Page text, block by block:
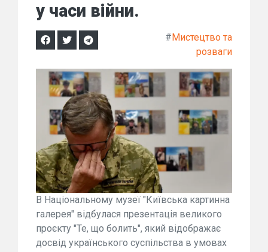
у часи війни.
#Мистецтво та
розваги
В Національному музеї "Київська картинна
галерея" відбулася презентація великого
проєкту "Те, що болить", який відображає
досвід українського суспільства в умовах